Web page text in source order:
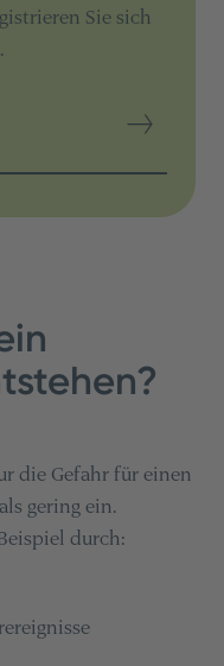
Sie sich
die Gefahr für einen
gering ein.
durch: